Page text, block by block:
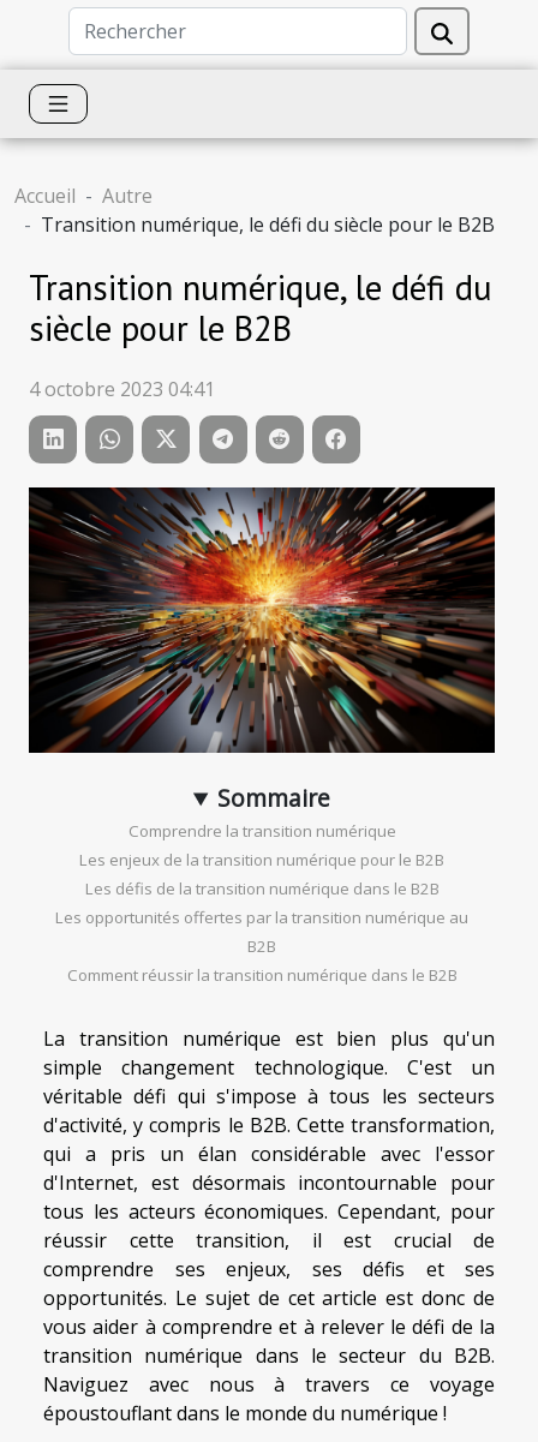
Accueil
Autre
Transition numérique, le défi du siècle pour le B2B
Transition numérique, le défi du
siècle pour le B2B
4 octobre 2023 04:41
Sommaire
Comprendre la transition numérique
Les enjeux de la transition numérique pour le B2B
Les défis de la transition numérique dans le B2B
Les opportunités offertes par la transition numérique au
B2B
Comment réussir la transition numérique dans le B2B
La transition numérique est bien plus qu'un
simple changement technologique. C'est un
véritable défi qui s'impose à tous les secteurs
d'activité, y compris le B2B. Cette transformation,
qui a pris un élan considérable avec l'essor
d'Internet, est désormais incontournable pour
tous les acteurs économiques. Cependant, pour
réussir cette transition, il est crucial de
comprendre ses enjeux, ses défis et ses
opportunités. Le sujet de cet article est donc de
vous aider à comprendre et à relever le défi de la
transition numérique dans le secteur du B2B.
Naviguez avec nous à travers ce voyage
époustouflant dans le monde du numérique !